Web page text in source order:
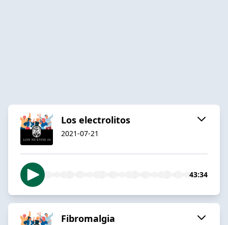
Los electrolitos
2021-07-21
43:34
Fibromalgia